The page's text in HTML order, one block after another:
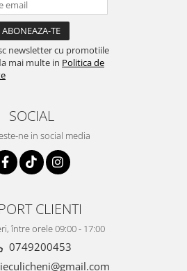
newsletter cu promotiile
mai multe in Politica de
SOCIAL
ne in social media
CLIENTI
între orele 09:00 - 17:00
0749200453